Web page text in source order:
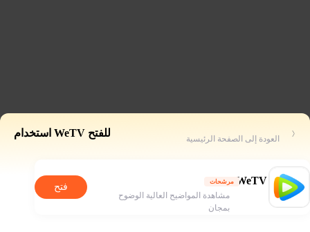
للفتح WeTV استخدام العودة إلى الصفحة الرئيسية
WeTV مرشحات
مشاهدة المواضيح العالية الوضوح
بمجان
فتح